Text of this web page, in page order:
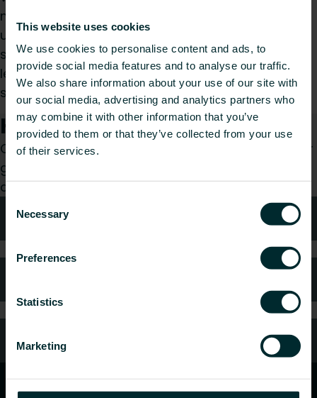
This website uses cookies
We use cookies to personalise content and ads, to
provide social media features and to analyse our traffic.
We also share information about your use of our site with
our social media, advertising and analytics partners who
may combine it with other information that you’ve
provided to them or that they’ve collected from your use
of their services.
Consent
Selection
Necessary
Preferences
Statistics
Marketing
miljöförhållanden. Regelbundna
underhållskontroller rekommenderas för att
säkerställa långsiktig prestanda, och sensorn
levereras med en förlängd garanti för extra
sinnesro.
Hur kan vi hjälpa dig?
Oavsett om du är konsult, installatör, arkitekt eller
grossist, välj en kategori så tar vi gärna hand om
din förfrågan.
Teknisk rådgivning
Vanliga frågor